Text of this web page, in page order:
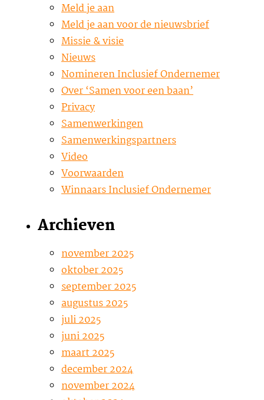
Meld je aan
Meld je aan voor de nieuwsbrief
Missie & visie
Nieuws
Nomineren Inclusief Ondernemer
Over ‘Samen voor een baan’
Privacy
Samenwerkingen
Samenwerkingspartners
Video
Voorwaarden
Winnaars Inclusief Ondernemer
Archieven
november 2025
oktober 2025
september 2025
augustus 2025
juli 2025
juni 2025
maart 2025
december 2024
november 2024